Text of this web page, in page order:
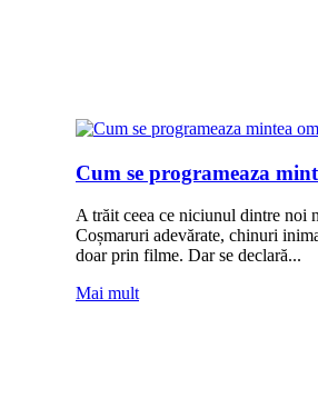
Cum se programeaza
A trăit ceea ce niciunul dintre noi
Coșmaruri adevărate, chinuri
doar prin filme. Dar se declară...
Mai mult